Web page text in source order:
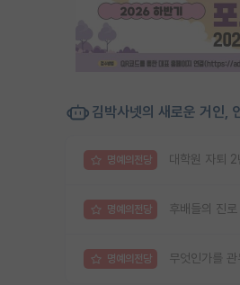
김박사넷의 새로운 거인,
명예의전당 대학원 자퇴 2
명예의전당 후배들의 진
명예의전당 무엇인가를 관